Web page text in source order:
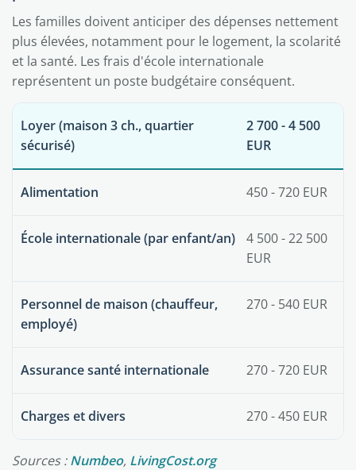
Les familles doivent anticiper des dépenses nettement
plus élevées, notamment pour le logement, la scolarité
et la santé. Les frais d'école internationale
représentent un poste budgétaire conséquent.
Loyer (maison 3 ch., quartier
sécurisé)
2 700 - 4 500
EUR
Alimentation 450 - 720 EUR
École internationale (par enfant/an)
4 500 - 22 500
EUR
Personnel de maison (chauffeur,
employé)
270 - 540 EUR
Assurance santé internationale 270 - 720 EUR
Charges et divers 270 - 450 EUR
Sources :Numbeo, LivingCost.org